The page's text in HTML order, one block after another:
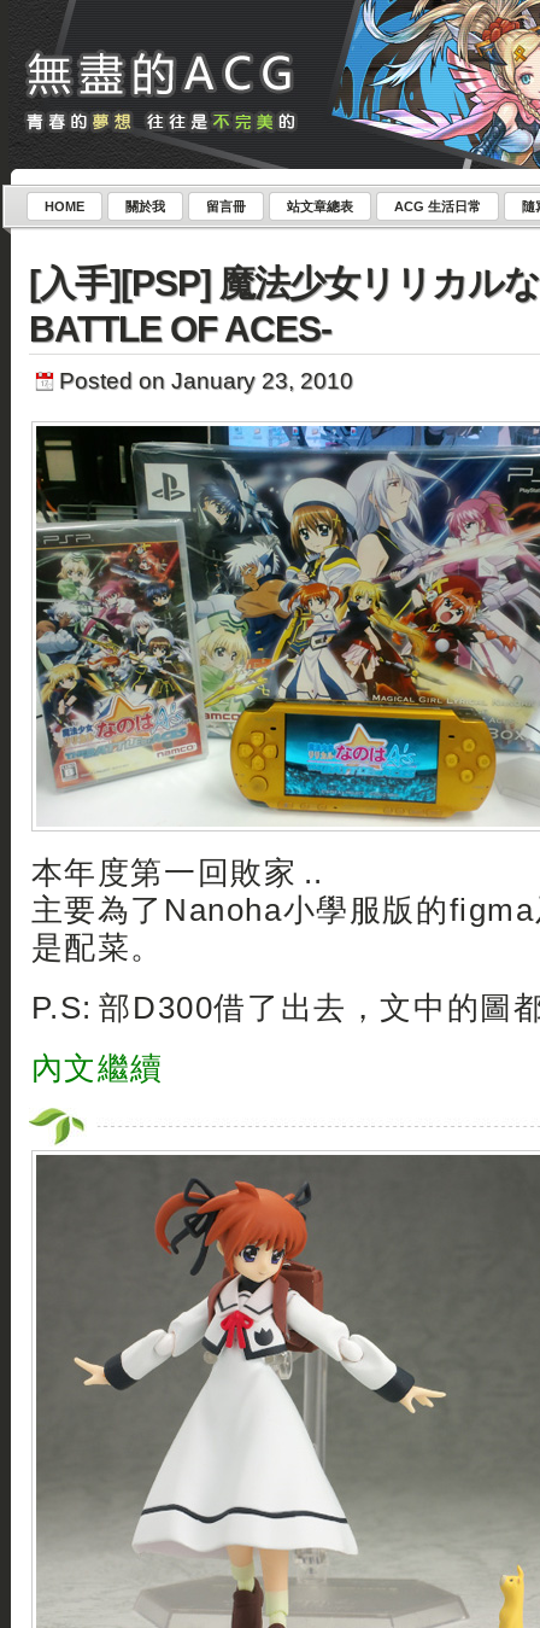
HOME 關於我 留言冊 站文章總表 ACG 生活日常 隨
[入手][PSP] 魔法少女リリカル
BATTLE OF ACES-
Posted on January 23, 2010
本年度第一回敗家 ..
主要為了Nanoha小學服版的
是配菜。
P.S: 部D300借了出去，文中的圖
內文繼續